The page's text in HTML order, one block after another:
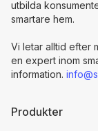
Produkter
utbilda
smartare hem.
Vi letar alltid efter
en expert inom
information.